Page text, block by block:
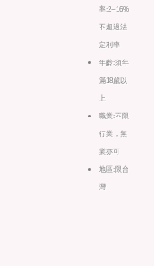
率:2~16%
不超過法
定利率
年齡:須年
滿18歲以
上
職業:不限
行業，無
業亦可
地區:限台
灣